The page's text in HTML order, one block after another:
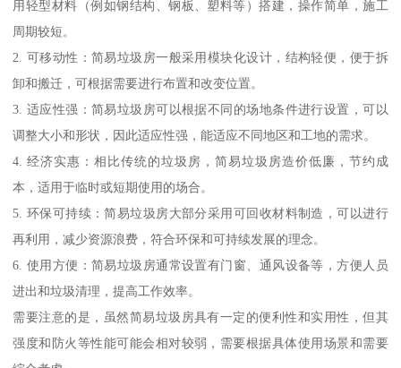
用轻型材料（例如钢结构、钢板、塑料等）搭建，操作简单，施工
周期较短。
2. 可移动性：简易垃圾房一般采用模块化设计，结构轻便，便于拆
卸和搬迁，可根据需要进行布置和改变位置。
3. 适应性强：简易垃圾房可以根据不同的场地条件进行设置，可以
调整大小和形状，因此适应性强，能适应不同地区和工地的需求。
4. 经济实惠：相比传统的垃圾房，简易垃圾房造价低廉，节约成
本，适用于临时或短期使用的场合。
5. 环保可持续：简易垃圾房大部分采用可回收材料制造，可以进行
再利用，减少资源浪费，符合环保和可持续发展的理念。
6. 使用方便：简易垃圾房通常设置有门窗、通风设备等，方便人员
进出和垃圾清理，提高工作效率。
需要注意的是，虽然简易垃圾房具有一定的便利性和实用性，但其
强度和防火等性能可能会相对较弱，需要根据具体使用场景和需要